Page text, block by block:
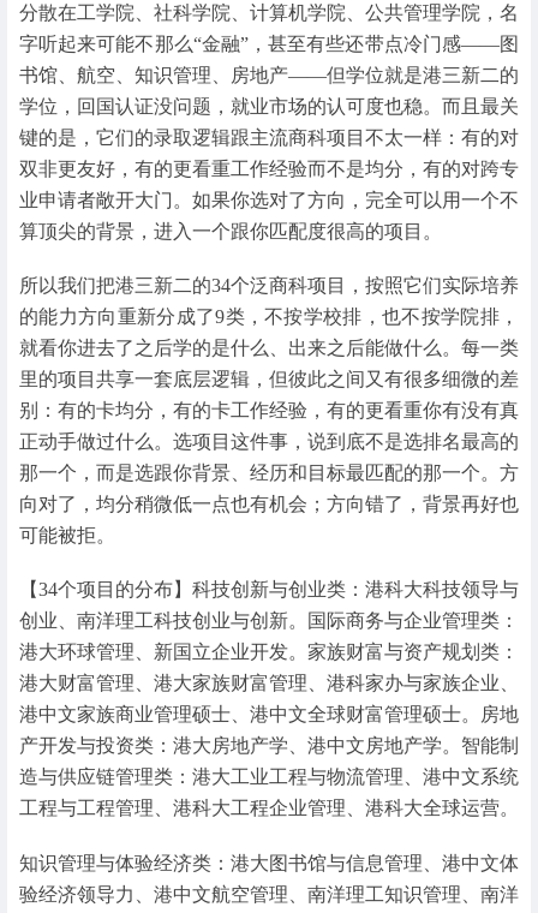
分散在工学院、社科学院、计算机学院、公共管理学院，名
字听起来可能不那么“金融”，甚至有些还带点冷门感——图
书馆、航空、知识管理、房地产——但学位就是港三新二的
学位，回国认证没问题，就业市场的认可度也稳。而且最关
键的是，它们的录取逻辑跟主流商科项目不太一样：有的对
双非更友好，有的更看重工作经验而不是均分，有的对跨专
业申请者敞开大门。如果你选对了方向，完全可以用一个不
算顶尖的背景，进入一个跟你匹配度很高的项目。
所以我们把港三新二的34个泛商科项目，按照它们实际培养
的能力方向重新分成了9类，不按学校排，也不按学院排，
就看你进去了之后学的是什么、出来之后能做什么。每一类
里的项目共享一套底层逻辑，但彼此之间又有很多细微的差
别：有的卡均分，有的卡工作经验，有的更看重你有没有真
正动手做过什么。选项目这件事，说到底不是选排名最高的
那一个，而是选跟你背景、经历和目标最匹配的那一个。方
向对了，均分稍微低一点也有机会；方向错了，背景再好也
可能被拒。
【34个项目的分布】科技创新与创业类：港科大科技领导与
创业、南洋理工科技创业与创新。国际商务与企业管理类：
港大环球管理、新国立企业开发。家族财富与资产规划类：
港大财富管理、港大家族财富管理、港科家办与家族企业、
港中文家族商业管理硕士、港中文全球财富管理硕士。房地
产开发与投资类：港大房地产学、港中文房地产学。智能制
造与供应链管理类：港大工业工程与物流管理、港中文系统
工程与工程管理、港科大工程企业管理、港科大全球运营。
知识管理与体验经济类：港大图书馆与信息管理、港中文体
验经济领导力、港中文航空管理、南洋理工知识管理、南洋